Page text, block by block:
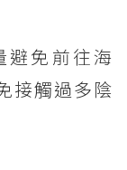
避免前往海
接觸過多陰